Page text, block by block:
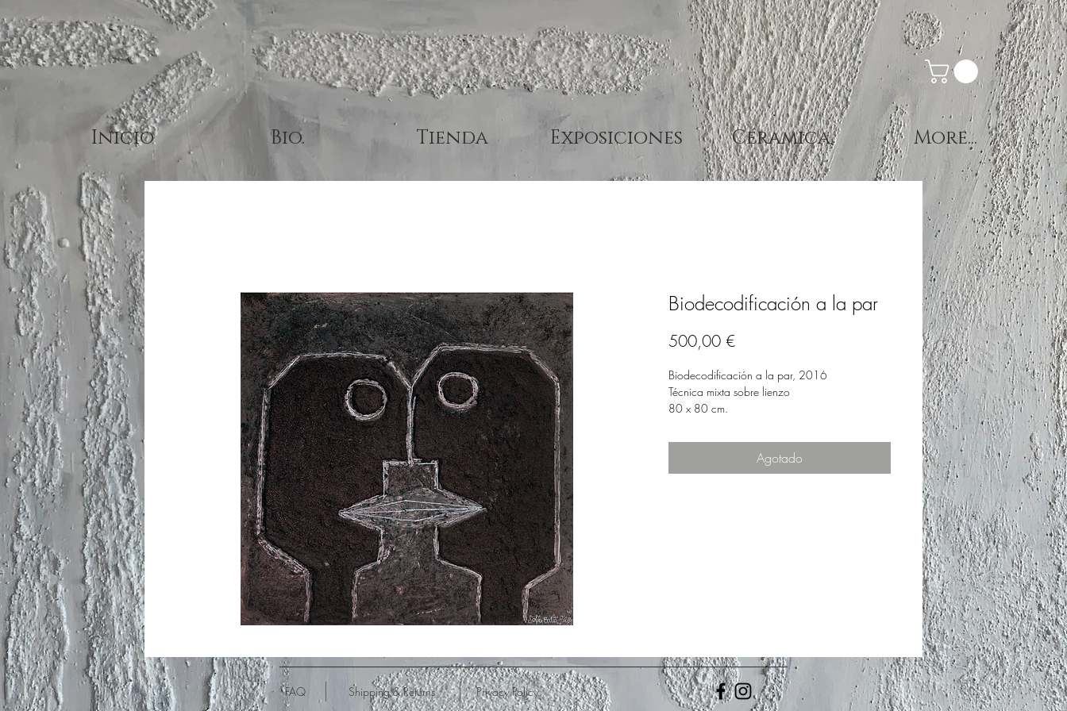
Inicio Bio. Tienda Exposiciones Céramica More...
Biodecodificación a la par
500,00 €Precio
Biodecodificación a la par, 2016
Técnica mixta sobre lienzo
80 x 80 cm.
Agotado
FAQ Shipping & Returns Privacy Policy